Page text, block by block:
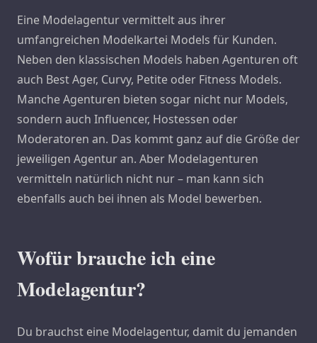
Eine Modelagentur vermittelt aus ihrer
umfangreichen Modelkartei Models für Kunden.
Neben den klassischen Models haben Agenturen oft
auch Best Ager, Curvy, Petite oder Fitness Models.
Manche Agenturen bieten sogar nicht nur Models,
sondern auch Influencer, Hostessen oder
Moderatoren an. Das kommt ganz auf die Größe der
jeweiligen Agentur an. Aber Modelagenturen
vermitteln natürlich nicht nur – man kann sich
ebenfalls auch bei ihnen als Model bewerben.
Wofür brauche ich eine
Modelagentur?
Du brauchst eine Modelagentur, damit du jemanden